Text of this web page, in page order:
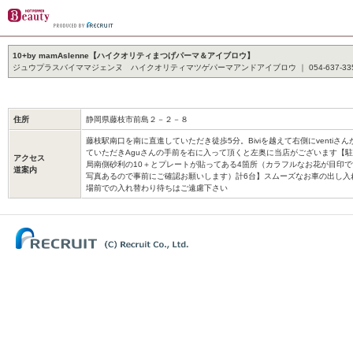
10+by mamAsIenne【ハイクオリティまつげパーマ＆アイブロウ】
ジュウプラスバイママジェンヌ ハイクオリティマツゲパーマアンドアイブロウ ｜ 054-637-
住所 静岡県藤枝市前島２－２－８
アクセス
道案内
藤枝駅南口を南に直進していただき徒歩5分。Biviを越えて右側にventiさん
ていただきAguさんの手前を右に入って頂くと左奥に当店がございます【
局南側砂利の10＋とプレートが貼ってある4箇所（カラフルなお花が目印
写真あるので事前にご確認お願いします）計6台】スムーズなお車の出し
場前での入れ替わり待ちはご遠慮下さい